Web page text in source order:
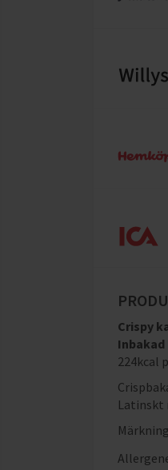
Crispy
Inbakad
224kcal
Latinskt